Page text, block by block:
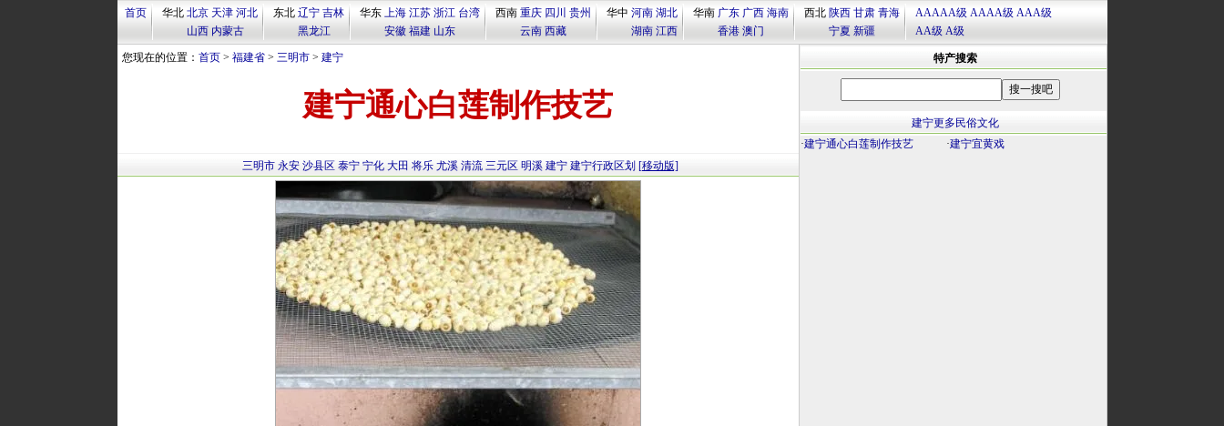
首页 华北 北京 天津 河北
山西 内蒙古
东北 辽宁 吉林
黑龙江
华东 上海 江苏 浙江 台湾
安徽 福建 山东
西南 重庆 四川 贵州
云南 西藏
华中 河南 湖北
湖南 江西
华南 广东 广西 海南
香港 澳门
西北 陕西 甘肃 青海
宁夏 新疆
AAAAA级 AAAA级 AAA级
AA级 A级
您现在的位置： 首页> 福建省> 三明市> 建宁
建宁通心白莲制作技艺
三明市 永安 沙县区 泰宁 宁化 大田 将乐 尤溪 清流 三元区 明溪 建宁 建宁行政区划 [移动版]
特产搜索
建宁更多民俗文化
·建宁通心白莲制作技艺 ·建宁宜黄戏